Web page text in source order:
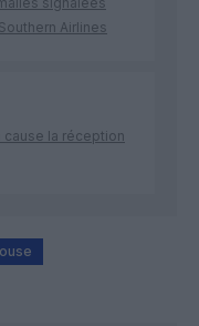
Airlines
cause la réception